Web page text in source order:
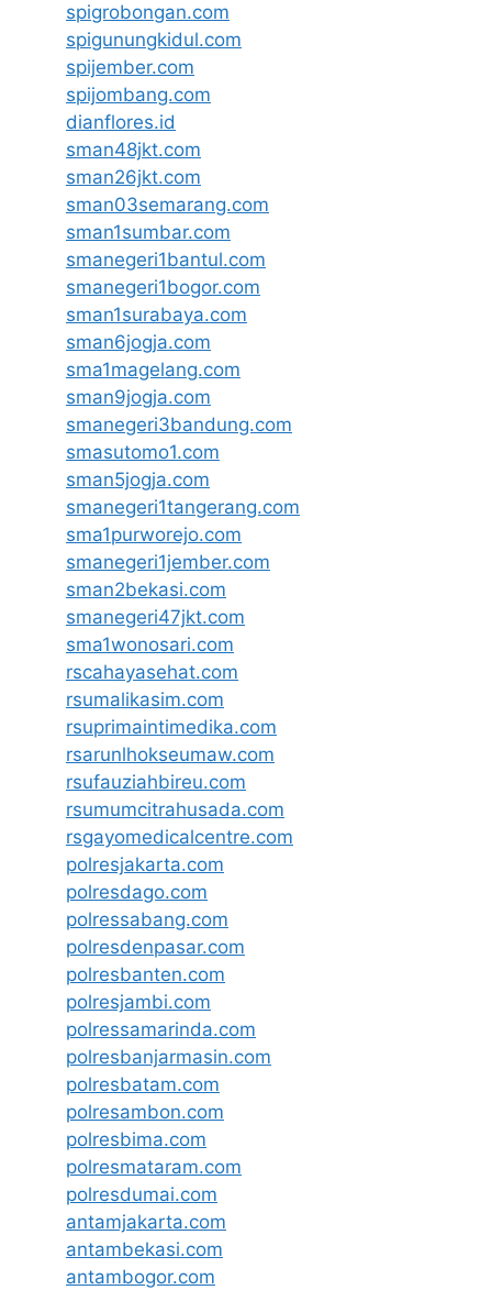
spigrobongan.com
spigunungkidul.com
spijember.com
spijombang.com
dianflores.id
sman48jkt.com
sman26jkt.com
sman03semarang.com
sman1sumbar.com
smanegeri1bantul.com
smanegeri1bogor.com
sman1surabaya.com
sman6jogja.com
sma1magelang.com
sman9jogja.com
smanegeri3bandung.com
smasutomo1.com
sman5jogja.com
smanegeri1tangerang.com
sma1purworejo.com
smanegeri1jember.com
sman2bekasi.com
smanegeri47jkt.com
sma1wonosari.com
rscahayasehat.com
rsumalikasim.com
rsuprimaintimedika.com
rsarunlhokseumaw.com
rsufauziahbireu.com
rsumumcitrahusada.com
rsgayomedicalcentre.com
polresjakarta.com
polresdago.com
polressabang.com
polresdenpasar.com
polresbanten.com
polresjambi.com
polressamarinda.com
polresbanjarmasin.com
polresbatam.com
polresambon.com
polresbima.com
polresmataram.com
polresdumai.com
antamjakarta.com
antambekasi.com
antambogor.com